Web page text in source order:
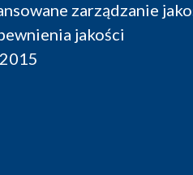
JAKOŚCI branży
aspekty wdrażania